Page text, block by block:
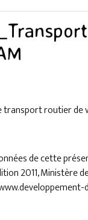
transport routier
de cette
2011, Ministère